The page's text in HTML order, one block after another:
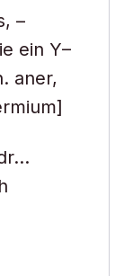
–
ein Y–
aner,